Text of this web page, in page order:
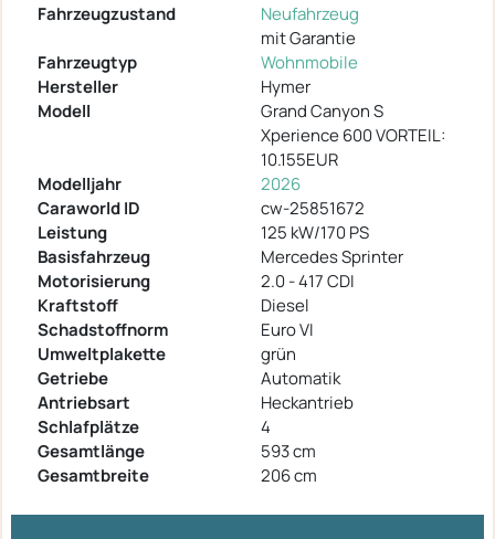
Fahrzeugzustand
Neufahrzeug
mit Garantie
Fahrzeugtyp
Wohnmobile
Hersteller
Hymer
Modell
Grand Canyon S
Xperience 600 VORTEIL:
10.155EUR
Modelljahr
2026
Caraworld ID
cw-25851672
Leistung
125 kW/170 PS
Basisfahrzeug
Mercedes Sprinter
Motorisierung
2.0 - 417 CDI
Kraftstoff
Diesel
Schadstoffnorm
Euro VI
Umweltplakette
grün
Getriebe
Automatik
Antriebsart
Heckantrieb
Schlafplätze
4
Gesamtlänge
593 cm
Gesamtbreite
206 cm